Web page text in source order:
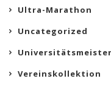
Ultra-Marathon
Uncategorized
Vereinskollektion